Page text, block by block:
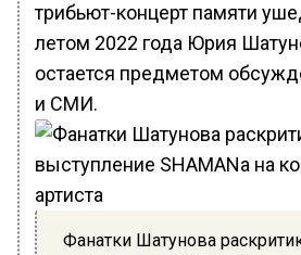
трибьют-концерт памяти
летом 2022 года Юрия
остается предметом
и СМИ.
Фанатки Шатунова